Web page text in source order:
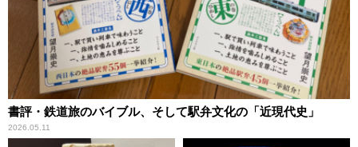
書評・鉄道旅のバイブル、そして駅弁文化の「近現代史」
2026.05.11